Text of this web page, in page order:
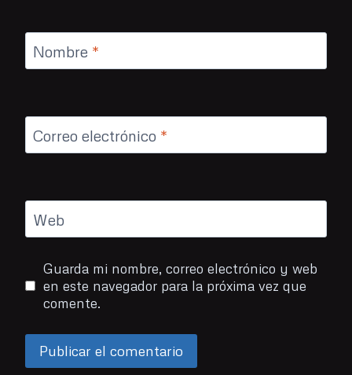
Nombre *
Correo electrónico *
Web
Guarda mi nombre, correo electrónico y web
en este navegador para la próxima vez que
comente.